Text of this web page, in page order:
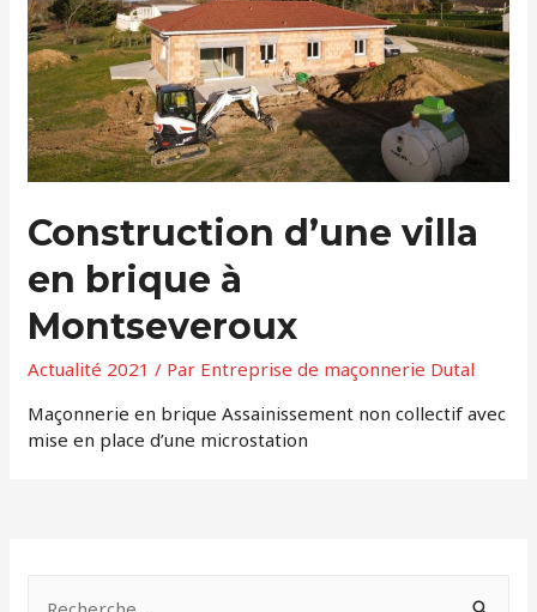
Construction d’une villa
en brique à
Montseveroux
Actualité 2021 / Par Entreprise de maçonnerie Dutal
Maçonnerie en brique Assainissement non collectif avec
mise en place d’une microstation